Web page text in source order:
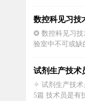
能，我们需要了
还需要处理和分
误。一个完善的
完成日常工作，
数控科见习技
❂ 数控科见习技
验室中不可或缺
制定治疗方案。
技术员需要制定
和减少错误。
划应包含日常的
试剂生产技术
✧ 试剂生产技
5篇 技术员是有